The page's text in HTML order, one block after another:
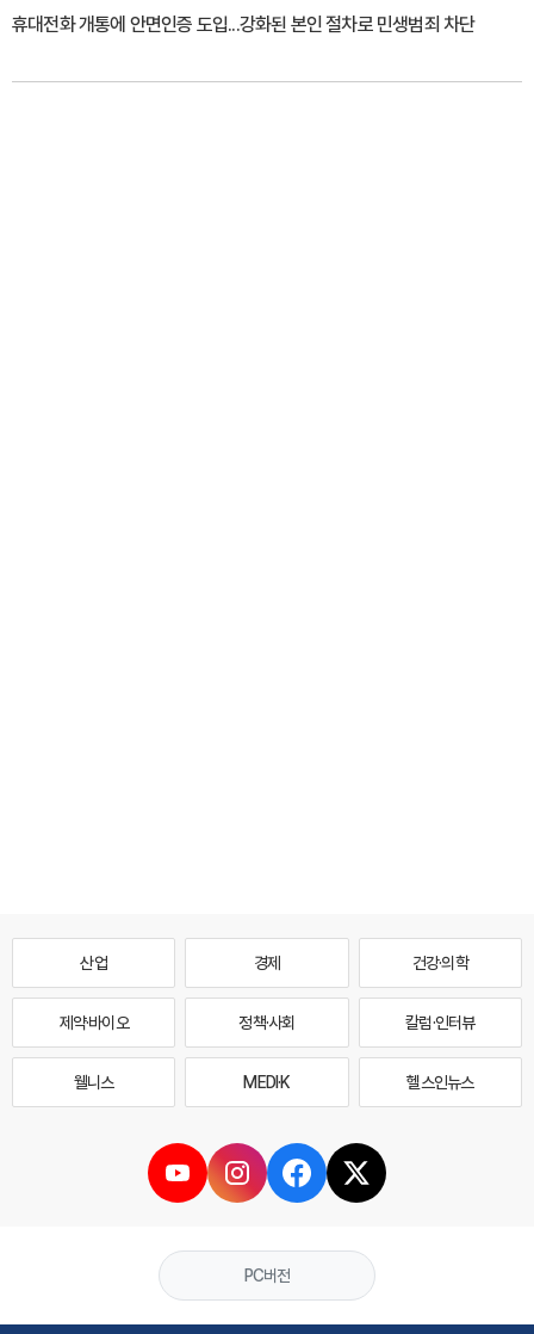
휴대전화 개통에 안면인증 도입...강화된 본인 절차로 민생범죄 차단
산업 경제 건강·의학
제약·바이오 정책·사회 칼럼·인터뷰
웰니스 MEDI·K 헬스인뉴스
PC버전